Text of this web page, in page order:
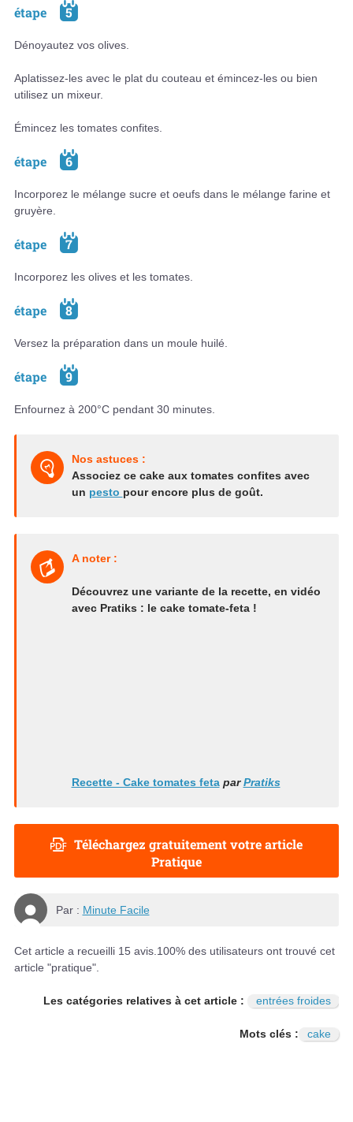
étape 5
Dénoyautez vos olives.
Aplatissez-les avec le plat du couteau et émincez-les ou bien
utilisez un mixeur.
Émincez les tomates confites.
étape 6
Incorporez le mélange sucre et oeufs dans le mélange farine et
gruyère.
étape 7
Incorporez les olives et les tomates.
étape 8
Versez la préparation dans un moule huilé.
étape 9
Enfournez à 200°C pendant 30 minutes.
Nos astuces :
Associez ce cake aux tomates confites avec
un pesto pour encore plus de goût.
A noter :
Découvrez une variante de la recette, en vidéo
avec Pratiks : le cake tomate-feta !
Recette - Cake tomates feta parPratiks
Téléchargez gratuitement votre article
Pratique
Par : Minute Facile
Cet article a recueilli 15 avis. 100% des utilisateurs ont trouvé cet
article "pratique".
Les catégories relatives à cet article : entrées froides
Mots clés : cake